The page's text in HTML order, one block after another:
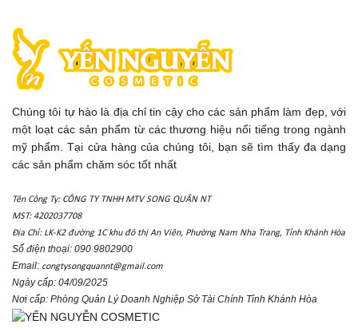
Chúng tôi tự hào là địa chỉ tin cậy cho các sản phẩm làm đẹp, với
một loạt các sản phẩm từ các thương hiệu nổi tiếng trong ngành
mỹ phẩm. Tại cửa hàng của chúng tôi, bạn sẽ tìm thấy đa dạng
các sản phẩm chăm sóc tốt nhất
Tên Công Ty: CÔNG TY TNHH MTV SONG QUÂN NT
MST: 4202037708
Địa Chỉ: LK-K2 đường 1C khu đô thị An Viên, Phường Nam Nha Trang, Tỉnh Khánh Hòa
Số điện thoại: 090 9802900
Email: congtysongquannt@gmail.com
Ngày cấp: 04/09/2025
Nơi cấp: Phòng Quản Lý Doanh Nghiệp Sở Tài Chính Tỉnh Khánh Hòa